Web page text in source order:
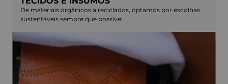
De materiais orgânicos a reciclados, optamos por escolhas
sustentáveis sempre que possível.